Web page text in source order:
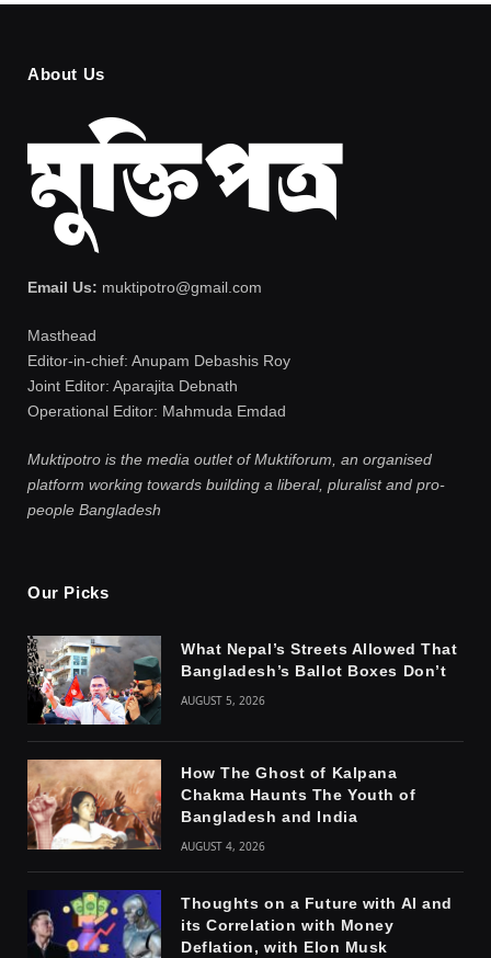
About Us
Email Us: muktipotro@gmail.com
Masthead
Editor-in-chief: Anupam Debashis Roy
Joint Editor: Aparajita Debnath
Operational Editor: Mahmuda Emdad
Muktipotro is the media outlet of Muktiforum, an organised
platform working towards building a liberal, pluralist and pro-
people Bangladesh
Our Picks
What Nepal’s Streets Allowed That
Bangladesh’s Ballot Boxes Don’t
AUGUST 5, 2026
How The Ghost of Kalpana
Chakma Haunts The Youth of
Bangladesh and India
AUGUST 4, 2026
Thoughts on a Future with AI and
its Correlation with Money
Deflation, with Elon Musk